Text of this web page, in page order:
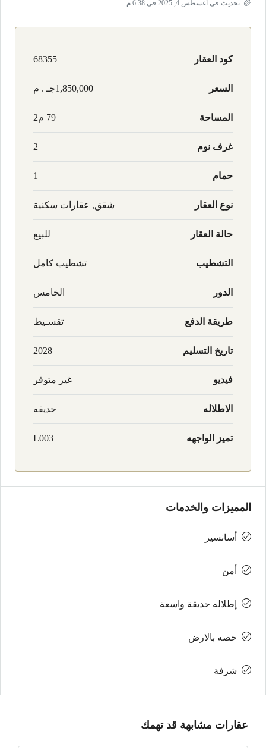
تحديث في أغسطس 4, 2025 في 6:38 م
كود العقار 68355
السعر 1,850,000جـ . م
المساحة 79 م2
غرف نوم 2
حمام 1
نوع العقار شقق, عقارات سكنية
حالة العقار للبيع
التشطيب تشطيب كامل
الدور الخامس
طريقة الدفع تقسـيط
تاريخ التسليم 2028
فيديو غير متوفر
الاطلاله حديقه
تميز الواجهه L003
المميزات والخدمات
أسانسير
أمن
إطلاله حديقة واسعة
حصه بالارض
شرفة
عقارات مشابهة قد تهمك